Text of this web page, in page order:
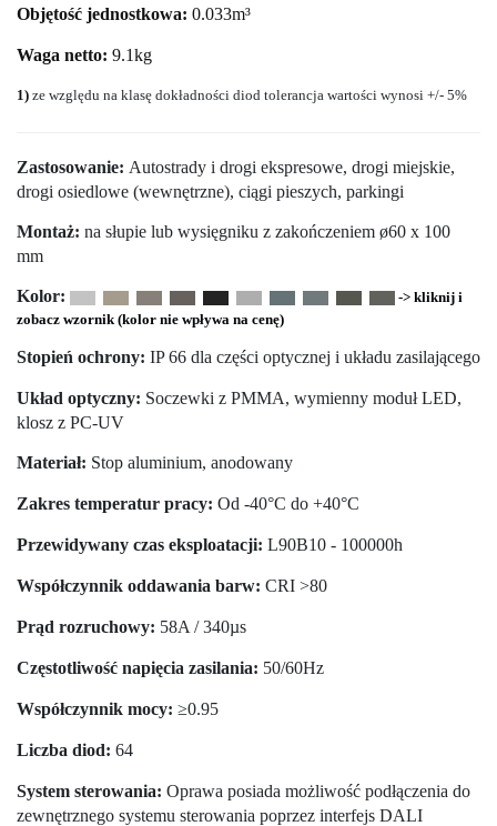
Objętość jednostkowa: 0.033m³
Waga netto: 9.1kg
1) ze względu na klasę dokładności diod tolerancja wartości wynosi +/- 5%
Zastosowanie: Autostrady i drogi ekspresowe, drogi miejskie,
drogi osiedlowe (wewnętrzne), ciągi pieszych, parkingi
Montaż: na słupie lub wysięgniku z zakończeniem ø60 x 100
mm
Kolor:
-> kliknij i
zobacz wzornik (kolor nie wpływa na cenę)
Stopień ochrony: IP 66 dla części optycznej i układu zasilającego
Układ optyczny: Soczewki z PMMA, wymienny moduł LED,
klosz z PC-UV
Materiał: Stop aluminium, anodowany
Zakres temperatur pracy: Od -40°C do +40°C
Przewidywany czas eksploatacji: L90B10 - 100000h
Współczynnik oddawania barw: CRI >80
Prąd rozruchowy: 58A / 340µs
Częstotliwość napięcia zasilania: 50/60Hz
Współczynnik mocy: ≥0.95
Liczba diod: 64
System sterowania: Oprawa posiada możliwość podłączenia do
zewnętrznego systemu sterowania poprzez interfejs DALI